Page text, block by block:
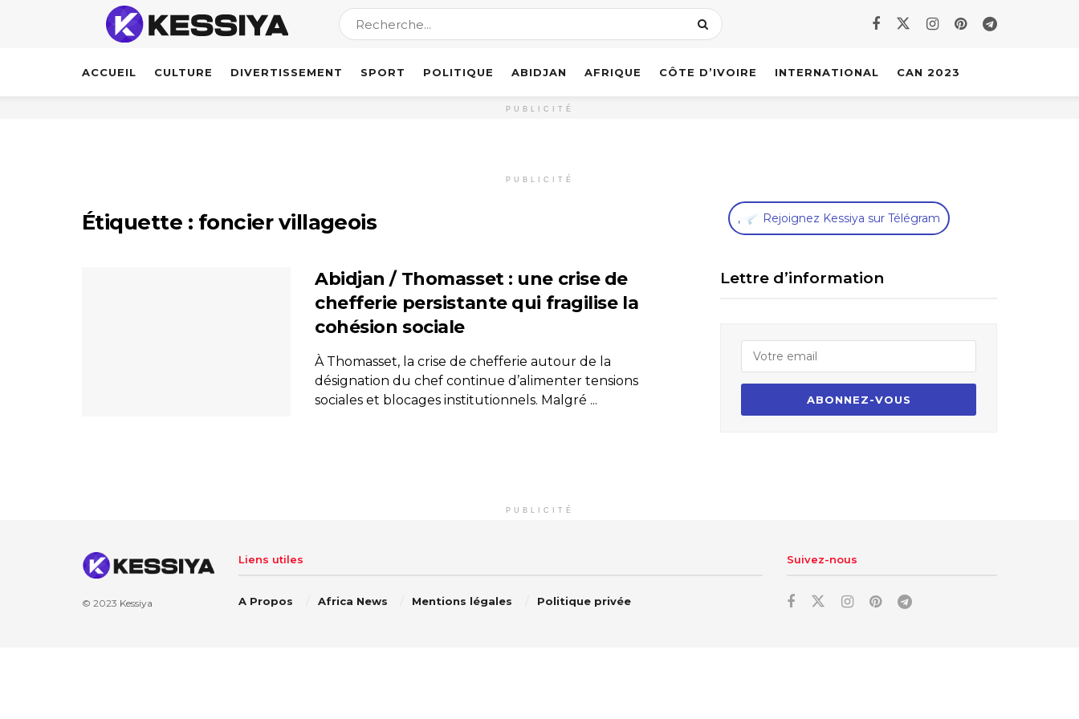
ACCUEIL CULTURE DIVERTISSEMENT SPORT POLITIQUE ABIDJAN AFRIQUE CÔTE D’IVOIRE INTERNATIONAL CAN 2023
PUBLICITÉ
PUBLICITÉ
Étiquette : foncier villageois
Abidjan / Thomasset : une crise de
chefferie persistante qui fragilise la
cohésion sociale
À Thomasset, la crise de chefferie autour de la
désignation du chef continue d’alimenter tensions
sociales et blocages institutionnels. Malgré ...
, Rejoignez Kessiya sur Télégram
Lettre d’information
PUBLICITÉ
© 2023 Kessiya
Liens utiles
A Propos Africa News Mentions légales Politique privée
Suivez-nous